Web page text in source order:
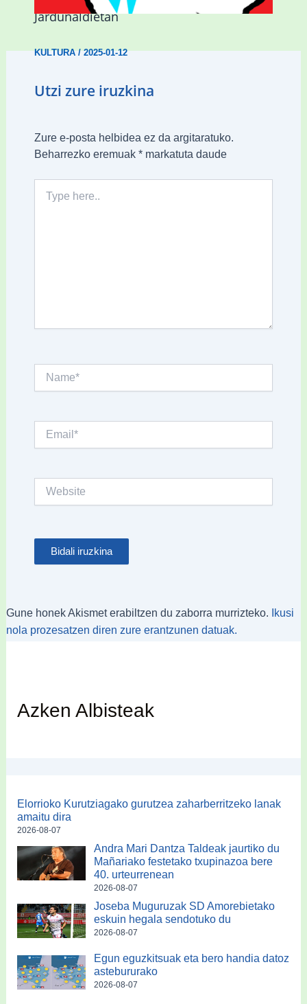
Jardunaldietan
KULTURA/2025-01-12
Utzi zure iruzkina
Zure e-posta helbidea ez da argitaratuko.
Beharrezko eremuak *markatuta daude
here..
Gune honek Akismet erabiltzen du zaborra murrizteko.
Ikusi
nola prozesatzen diren zure erantzunen datuak.
Azken Albisteak
Elorrioko Kurutziagako gurutzea zaharberritzeko lanak
amaitu dira
2026-08-07
Andra Mari Dantza Taldeak jaurtiko du
Mañariako festetako txupinazoa bere
40. urteurrenean
2026-08-07
Joseba Muguruzak SD Amorebietako
eskuin hegala sendotuko du
2026-08-07
Egun eguzkitsuak eta bero handia datoz
astebururako
2026-08-07